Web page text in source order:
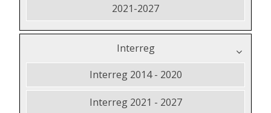
2021-2027
Interreg
Interreg 2014 - 2020
Interreg 2021 - 2027